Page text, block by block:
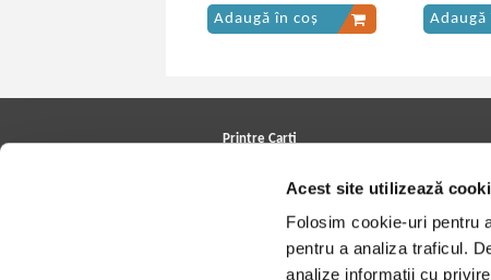
Acest site utilizează
Folosim cookie-uri pentru
pentru a analiza traficul.
analize informații cu
Adaugă în coș Adaugă
Printre Carti
Cele mai căutate cărți
Blog Printre Carti